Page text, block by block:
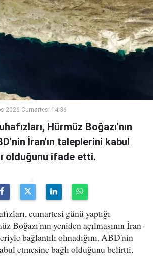
2026 Cumartesi 14:36
Hürmüz Boğazı'nın
İran'ın taleplerini kabul
olduğunu ifade etti.
cumartesi günü yaptığı
Boğazı'nın yeniden açılmasının İran-
bağlantılı olmadığını, ABD'nin
etmesine bağlı olduğunu belirtti.